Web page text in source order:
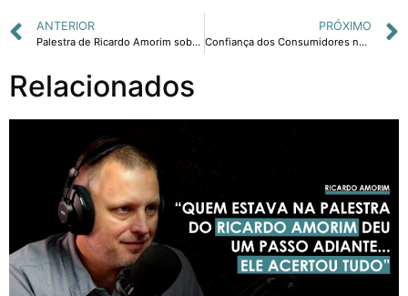
ANTERIOR
Palestra de Ricardo Amorim sobre a Geografia Social Brasileira
PRÓXIMO
Confiança dos Consumidores no Brasil
Relacionados